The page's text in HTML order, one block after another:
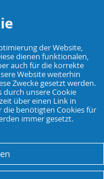
Haus, Hof und Garten.
der Website,
dienen funktionalen,
auch für die korrekte
Website weiterhin
Zwecke gesetzt werden.
durch unsere Cookie
über einen Link in
die benötigten Cookies für
immer gesetzt.